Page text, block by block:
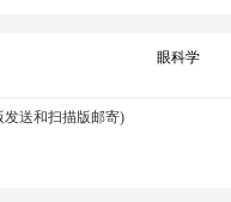
眼科学
送和扫描版邮寄)